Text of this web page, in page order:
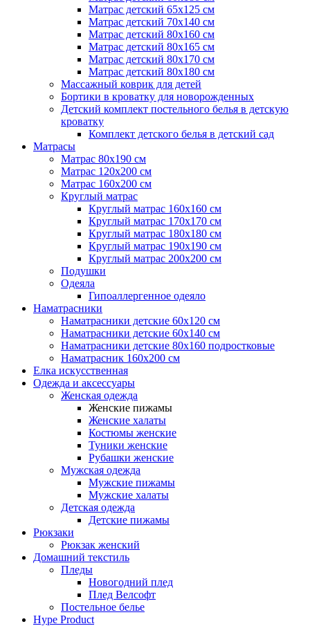
Матрас детский 65х125 см
Матрас детский 70х140 см
Матрас детский 80х160 см
Матрас детский 80х165 см
Матрас детский 80х170 см
Матрас детский 80х180 см
Массажный коврик для детей
Бортики в кроватку для новорожденных
Детский комплект постельного белья в детскую
кроватку
Комплект детского белья в детский сад
Матрасы
Матрас 80х190 см
Матраc 120х200 см
Матрас 160х200 см
Круглый матрас
Круглый матрас 160х160 см
Круглый матрас 170х170 см
Круглый матрас 180х180 см
Круглый матрас 190х190 см
Круглый матрас 200х200 см
Подушки
Одеяла
Гипоаллергенное одеяло
Наматрасники
Наматрасники детские 60х120 см
Наматрасники детские 60х140 см
Наматрасники детские 80х160 подростковые
Наматрасник 160х200 см
Елка искусственная
Одежда и аксессуары
Женская одежда
Женские пижамы
Женские халаты
Костюмы женские
Туники женские
Рубашки женские
Мужская одежда
Мужские пижамы
Мужские халаты
Детская одежда
Детские пижамы
Рюкзаки
Рюкзак женский
Домашний текстиль
Пледы
Новогодний плед
Плед Велсофт
Постельное белье
Hype Product